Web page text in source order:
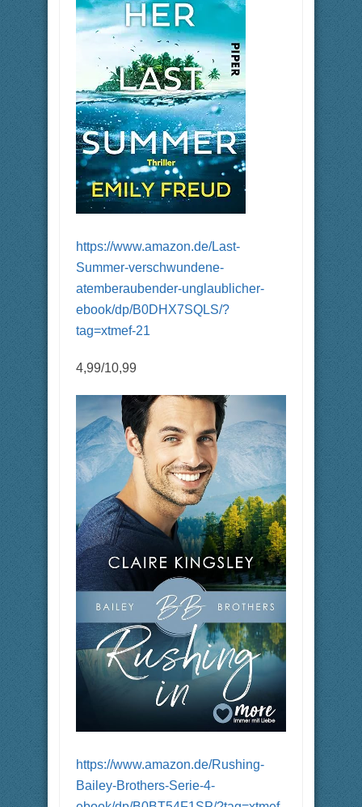
https://www.amazon.de/Last-
Summer-verschwundene-
atemberaubender-unglaublicher-
ebook/dp/B0DHX7SQLS/?
tag=xtmef-21
4,99/10,99
https://www.amazon.de/Rushing-
Bailey-Brothers-Serie-4-